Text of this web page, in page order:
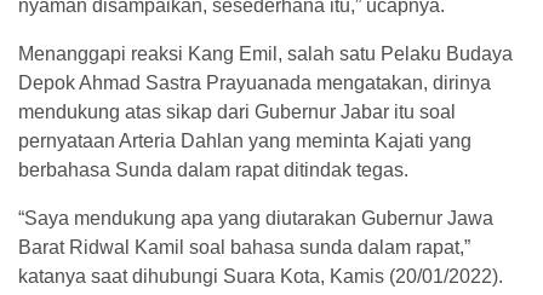
nyaman disampaikan, sesederhana itu,” ucapnya.
Menanggapi reaksi Kang Emil, salah satu Pelaku Budaya
Depok Ahmad Sastra Prayuanada mengatakan, dirinya
mendukung atas sikap dari Gubernur Jabar itu soal
pernyataan Arteria Dahlan yang meminta Kajati yang
berbahasa Sunda dalam rapat ditindak tegas.
“Saya mendukung apa yang diutarakan Gubernur Jawa
Barat Ridwal Kamil soal bahasa sunda dalam rapat,”
katanya saat dihubungi Suara Kota, Kamis (20/01/2022).